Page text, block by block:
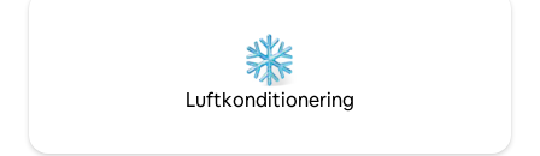
Luftkonditionering